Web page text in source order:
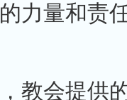
力量和责
教会提供